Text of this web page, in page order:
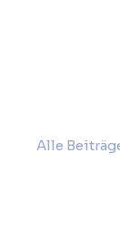
Alle